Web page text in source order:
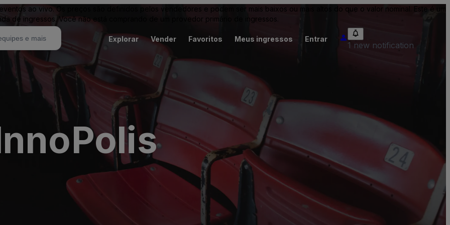
ao vivo. Os preços são definidos pelos vendedores e podem ser mais baixos ou mais altos do que o valor nominal. Este é um
de ingressos. Você não está comprando de um provedor primário de ingressos.
Explorar Vender Favoritos Meus ingressos Entrar
1 new notification